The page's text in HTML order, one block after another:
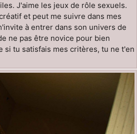
J'aime les jeux de rôle sexuels.
et peut me suivre dans mes
à entrer dans son univers de
ne pas être novice pour bien
si tu satisfais mes critères, tu ne t'en